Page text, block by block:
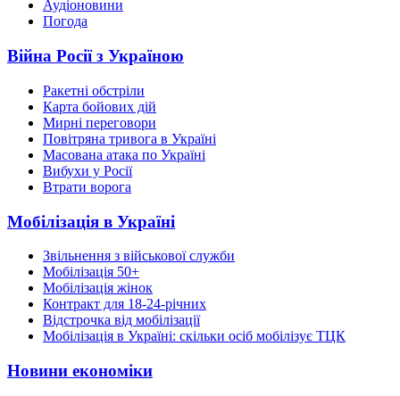
Аудіоновини
Погода
Війна Росії з Україною
Ракетні обстріли
Карта бойових дій
Мирні переговори
Повітряна тривога в Україні
Масована атака по Україні
Вибухи у Росії
Втрати ворога
Мобілізація в Україні
Звільнення з військової служби
Мобілізація 50+
Мобілізація жінок
Контракт для 18-24-річних
Відстрочка від мобілізації
Мобілізація в Україні: скільки осіб мобілізує ТЦК
Новини економіки